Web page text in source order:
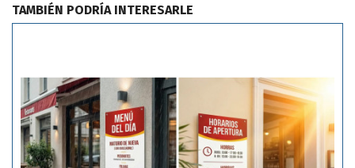
TAMBIÉN PODRÍA INTERESARLE